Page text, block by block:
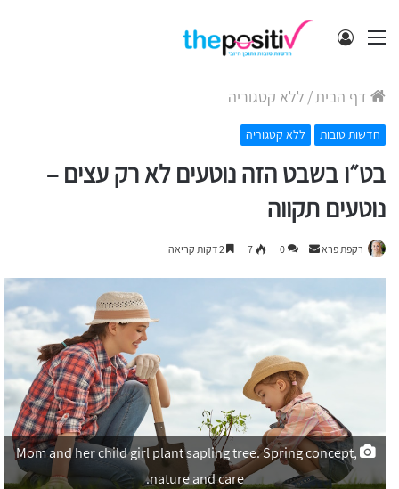
תפריט התחבר
דף הבית/ ללא קטגוריה
חדשות טובות ללא קטגוריה
בט״ו בשבט הזה נוטעים לא רק עצים –
נוטעים תקווה
רקפת פרא
Send
0
7
Mom and her child girl plant sapling tree. Spring concept,
nature and care.